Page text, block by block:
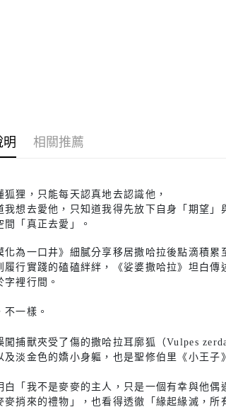
明 相關推薦
狐狸，只能每天認真地去認識他，
我想去愛他，只知道我得先放下自身「期望」
間「真正去愛」。
化為一口井》細膩分享移居撒哈拉後點滴積
履行實踐的磕磕絆絆，《娑婆撒哈拉》坦白
字裡行間。
不一樣。
闖捕獸夾受了傷的撒哈拉耳廓狐（Vulpes
及淡金色的嬌小身軀，也是聖修伯里《小王
白「我不是麥麥的主人，只是一個有幸與他
麥捎來的禮物」，也看得透徹「緣起緣滅，